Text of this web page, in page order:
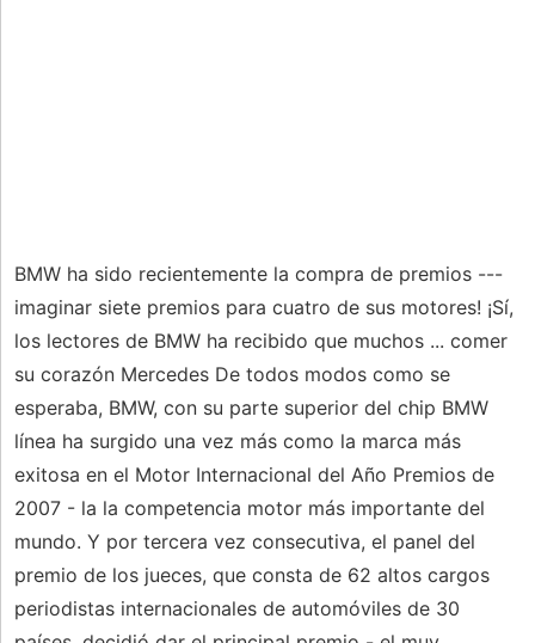
BMW ha sido recientemente la compra de premios ---
imaginar siete premios para cuatro de sus motores! ¡Sí,
los lectores de BMW ha recibido que muchos ... comer
su corazón Mercedes De todos modos como se
esperaba, BMW, con su parte superior del chip BMW
línea ha surgido una vez más como la marca más
exitosa en el Motor Internacional del Año Premios de
2007 - la la competencia motor más importante del
mundo. Y por tercera vez consecutiva, el panel del
premio de los jueces, que consta de 62 altos cargos
periodistas internacionales de automóviles de 30